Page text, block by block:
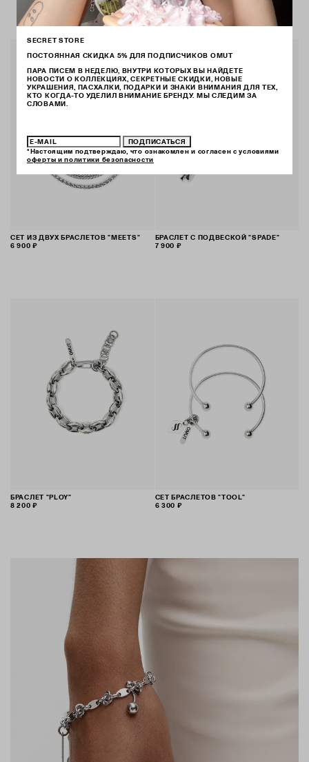
СЕТ ИЗ ДВУХ БРАСЛЕТОВ "MEETS"
6 900 ₽
БРАСЛЕТ С ПОДВЕСКОЙ "SPADE"
7 900 ₽
БРАСЛЕТ "PLOY"
8 200 ₽
СЕТ БРАСЛЕТОВ "TOOL"
6 300 ₽
SECRET STORE
ПОСТОЯННАЯ СКИДКА 5% ДЛЯ ПОДПИСЧИКОВ OMUT
ПАРА ПИСЕМ В НЕДЕЛЮ, ВНУТРИ КОТОРЫХ ВЫ НАЙДЕТЕ
НОВОСТИ О КОЛЛЕКЦИЯХ, СЕКРЕТНЫЕ СКИДКИ, НОВЫЕ
УКРАШЕНИЯ, ПАСХАЛКИ, ПОДАРКИ И ЗНАКИ ВНИМАНИЯ ДЛЯ ТЕХ,
КТО КОГДА-ТО УДЕЛИЛ ВНИМАНИЕ БРЕНДУ. МЫ СЛЕДИМ ЗА
СЛОВАМИ.
ПОДПИСАТЬСЯ
*Настоящим подтверждаю, что ознакомлен и согласен с условиями
оферты и политики безопасности